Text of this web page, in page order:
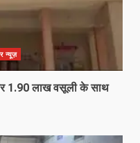
न्यूज़
1.90 लाख वसूली के साथ